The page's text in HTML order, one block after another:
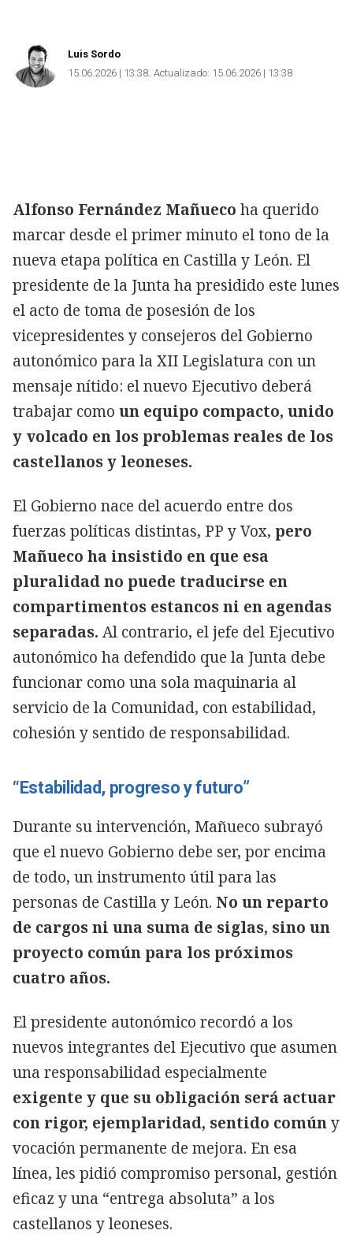
Luis Sordo
15.06.2026 | 13:38 Actualizado: 15.06.2026 | 13:38
Alfonso Fernández Mañueco ha querido
marcar desde el primer minuto el tono de la
nueva etapa política en Castilla y León. El
presidente de la Junta ha presidido este lunes
el acto de toma de posesión de los
vicepresidentes y consejeros del Gobierno
autonómico para la XII Legislatura con un
mensaje nítido: el nuevo Ejecutivo deberá
trabajar como un equipo compacto, unido
y volcado en los problemas reales de los
castellanos y leoneses.
El Gobierno nace del acuerdo entre dos
fuerzas políticas distintas, PP y Vox, pero
Mañueco ha insistido en que esa
pluralidad no puede traducirse en
compartimentos estancos ni en agendas
separadas. Al contrario, el jefe del Ejecutivo
autonómico ha defendido que la Junta debe
funcionar como una sola maquinaria al
servicio de la Comunidad, con estabilidad,
cohesión y sentido de responsabilidad.
“Estabilidad, progreso y futuro”
Durante su intervención, Mañueco subrayó
que el nuevo Gobierno debe ser, por encima
de todo, un instrumento útil para las
personas de Castilla y León. No un reparto
de cargos ni una suma de siglas, sino un
proyecto común para los próximos
cuatro años.
El presidente autonómico recordó a los
nuevos integrantes del Ejecutivo que asumen
una responsabilidad especialmente
exigente y que su obligación será actuar
con rigor, ejemplaridad, sentido comúny
vocación permanente de mejora. En esa
línea, les pidió compromiso personal, gestión
eficaz y una “entrega absoluta” a los
castellanos y leoneses.